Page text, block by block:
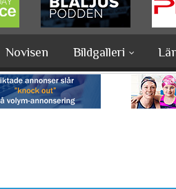
Novisen Bildgalleri